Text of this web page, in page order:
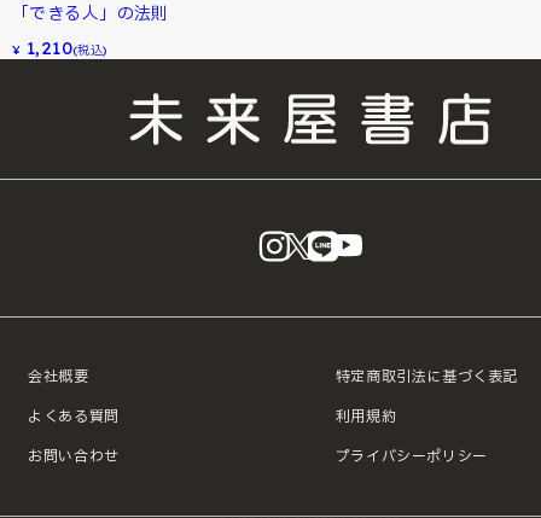
「できる人」の法則
¥ 1,210(税込)
instagram
X LINE
会社概要
よくある質問
お問い合わせ
特定商取引法に基づく表記
利用規約
プライバシーポリシー